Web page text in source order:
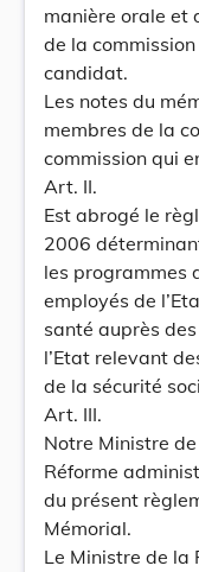
manière orale et
de la
candidat.
Les notes du
membres de la
commission qui
Art. II.
Est abrogé le
2006
les programmes
employés de
santé auprès
l’Etat relevant
de la sécurité
Art. III.
Notre Ministre
Réforme
du présent
Mémorial.
Le Ministre de la